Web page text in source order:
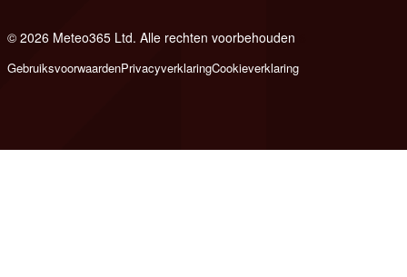
© 2026 Meteo365 Ltd. Alle rechten voorbehouden
GebruiksvoorwaardenPrivacyverklaringCookieverklaring